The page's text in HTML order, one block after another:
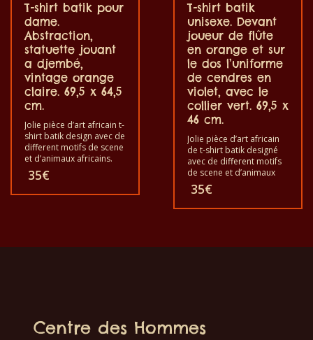
T-shirt batik pour
dame.
Abstraction,
statuette jouant
a djembé,
vintage orange
claire. 69,5 x 64,5
cm.
Jolie pièce d’art africain t-
shirt batik design avec de
different motifs de scene
et d’animaux africains.
Chacun de ces t-shirts est
unique. Les t-shirts vont
pour les adultes hommes
machine à laver avec une
35€
T-shirt batik
unisexe. Devant
joueur de flûte
en orange et sur
le dos l’uniforme
de cendres en
violet, avec le
collier vert. 69,5 x
46 cm.
Jolie pièce d’art africain
de t-shirt batik designé
avec de different motifs
de scene et d’animaux
africains. Chacun de ces
t-shirts est unique. Les t-
shirts vont pour les
Le t-shirt peut être laver
35€
Centre des Hommes